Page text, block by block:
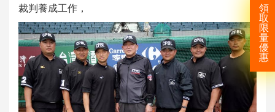
領
取
限
量
優
惠
裁判養成工作，